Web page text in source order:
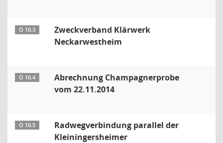
Ö 10.3
Zweckverband Klärwerk
Neckarwestheim
Ö 10.4
Abrechnung Champagnerprobe
vom 22.11.2014
Ö 10.5
Radwegverbindung parallel der
Kleiningersheimer